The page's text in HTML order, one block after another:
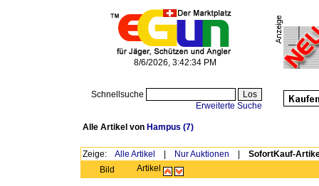
8/6/2026, 3:42:34 PM
Schnellsuche
Erweiterte Suche
Alle Artikel von Hampus (7)
Zeige: Alle Artikel Nur Auktionen
SofortKauf-
Bild
Artikel